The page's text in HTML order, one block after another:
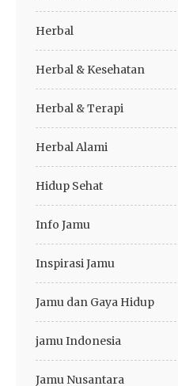
Herbal
Herbal & Kesehatan
Herbal & Terapi
Herbal Alami
Hidup Sehat
Info Jamu
Inspirasi Jamu
Jamu dan Gaya Hidup
jamu Indonesia
Jamu Nusantara